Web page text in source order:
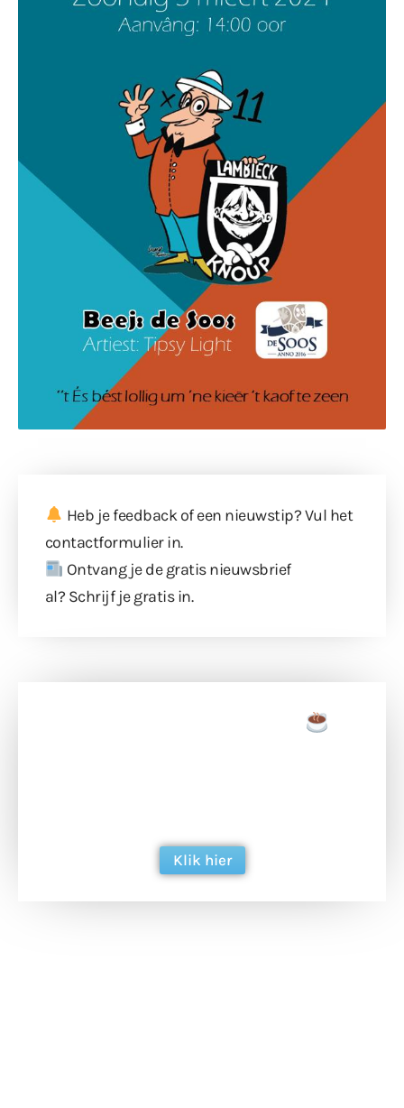
Heb je feedback of een nieuwstip? Vul het
contactformulierin.
Ontvang je de gratis nieuwsbrief
al? Schrijf je gratis in.
Klik hier